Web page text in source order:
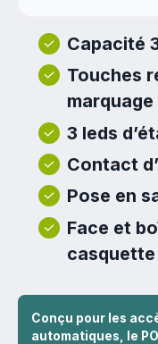
Capacité
Touches
marquage
3 leds
Contact
Pose en
Face et
Conçu pour les
automatiques, le